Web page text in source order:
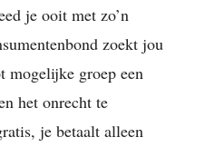
je ooit met zo’n
zoekt jou
mogelijke groep een
het onrecht te
je betaalt alleen